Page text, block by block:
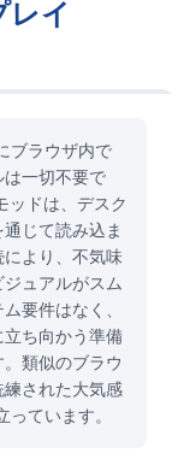
イ
ブラウザ内で
一切不要で
ドは、デスク
じて読み込ま
より、不気味
ュアルがスム
要件はなく、
ち向かう準備
類似のブラウ
された大気感
ています。